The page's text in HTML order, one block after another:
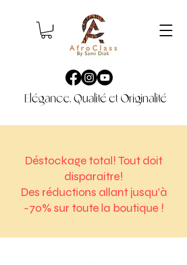
Elégance, Qualité et Originalité
Déstockage total! Tout doit
disparaitre!
Des réductions allant jusqu'à
-70% sur toute la boutique !